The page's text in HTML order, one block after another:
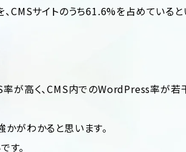
サイトのうち61.6%を占めていると
が高く、CMS内でのWordPress率が若
がわかると思います。
す。